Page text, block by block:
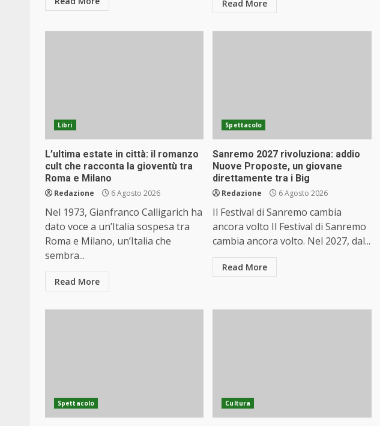
Read More
Libri
L’ultima estate in città: il romanzo
cult che racconta la gioventù tra
Roma e Milano
Redazione 6 Agosto 2026
Nel 1973, Gianfranco Calligarich ha
dato voce a un’Italia sospesa tra
Roma e Milano, un’Italia che
sembra...
Read More
Spettacolo
Sanremo 2027 rivoluziona: addio
Nuove Proposte, un giovane
direttamente tra i Big
Redazione 6 Agosto 2026
Il Festival di Sanremo cambia
ancora volto Il Festival di Sanremo
cambia ancora volto. Nel 2027, dal...
Read More
Spettacolo Cultura